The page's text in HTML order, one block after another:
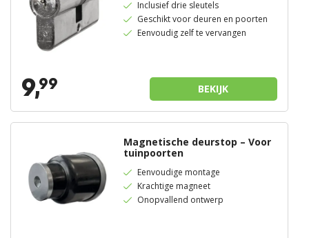
Inclusief drie sleutels
Geschikt voor deuren en poorten
Eenvoudig zelf te vervangen
9,99 BEKIJK
Magnetische deurstop – Voor
tuinpoorten
Eenvoudige montage
Krachtige magneet
Onopvallend ontwerp